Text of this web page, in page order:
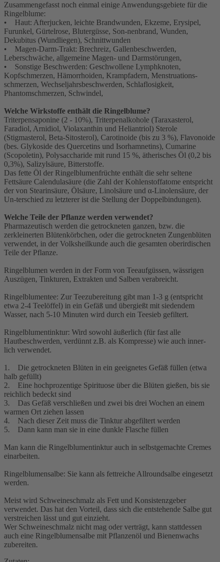
Zusammengefasst noch einmal einige Anwendungsgebiete für die
Ringelblume:
• Haut: Afterjucken, leichte Brandwunden, Ekzeme, Erysipel,
Furunkel, Gürtelrose, Blutergüsse, Son-nenbrand, Wunden,
Dekubitus (Wundliegen), Schnittwunden
• Magen-Darm-Trakt: Brechreiz, Gallenbeschwerden,
Leberschwäche, allgemeine Magen- und Darmstörungen,
• Sonstige Beschwerden: Geschwollene Lymphknoten,
Kopfschmerzen, Hämorrhoiden, Krampfadern, Menstruations-
schmerzen, Wechseljahrsbeschwerden, Schlaflosigkeit,
Phantomschmerzen, Schwindel,
Welche Wirkstoffe enthält die Ringelblume?
Triterpensaponine (2 - 10%), Triterpenalkohole (Taraxasterol,
Faradiol, Arnidiol, Violaxanthin und Heliantriol) Sterole
(Stigmasterol, Beta-Sitosterol), Carotinoide (bis zu 3 %), Flavonoide
(bes. Glykoside des Quercetins und Isorhamnetins), Cumarine
(Scopoletin), Polysaccharide mit rund 15 %, ätherisches Öl (0,2 bis
0,3%), Salizylsäure, Bitterstoffe.
Das fette Öl der Ringelblumenfrüchte enthält die sehr seltene
Fettsäure Calendulasäure (die Zahl der Kohlenstoffatome entspricht
der von Stearinsäure, Ölsäure, Linolsäure und α-Linolensäure, der
Un-terschied zu letzterer ist die Stellung der Doppelbindungen).
Welche Teile der Pflanze werden verwendet?
Pharmazeutisch werden die getrockneten ganzen, bzw. die
zerkleinerten Blütenkörbchen, oder die getrockneten Zungenblüten
verwendet, in der Volksheilkunde auch die gesamten oberirdischen
Teile der Pflanze.
Ringelblumen werden in der Form von Teeaufgüssen, wässrigen
Auszügen, Tinkturen, Extrakten und Salben verabreicht.
Ringelblumentee: Zur Teezubereitung gibt man 1-3 g (entspricht
etwa 2-4 Teelöffel) in ein Gefäß und übergießt mit siedendem
Wasser, nach 5-10 Minuten wird durch ein Teesieb gefiltert.
Ringelblumentinktur: Wird sowohl äußerlich (für fast alle
Hautbeschwerden, verdünnt z.B. als Kompresse) wie auch inner-
lich verwendet.
1. Die getrockneten Blüten in ein geeignetes Gefäß füllen (etwa
halb gefüllt)
2. Eine hochprozentige Spirituose über die Blüten gießen, bis sie
reichlich bedeckt sind
3. Das Gefäß verschließen und zwei bis drei Wochen an einem
warmen Ort ziehen lassen
4. Nach dieser Zeit muss die Tinktur abgefiltert werden
5. Dann kann man sie in eine dunkle Flasche füllen
Man kann die Ringelblumentinktur auch in selbstgemachte Cremes
einarbeiten.
Ringelblumensalbe: Sie kann als fettreiche Allroundsalbe eingesetzt
werden.
Meist wird Schweineschmalz als Fett und Konsistenzgeber
verwendet. Das hat den Vorteil, dass sich die entstehende Salbe gut
verstreichen lässt und gut einzieht.
Wer Schweineschmalz nicht mag oder verträgt, kann stattdessen
auch eine Ringelblumensalbe mit Pflanzenöl und Bienenwachs
zubereiten.